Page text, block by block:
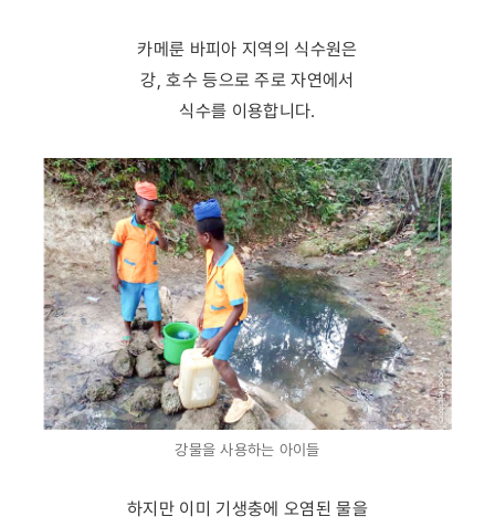
카메룬 바피아 지역의 식수원은
강, 호수 등으로 주로 자연에서
식수를 이용합니다.
강물을 사용하는 아이들
하지만 이미 기생충에 오염된 물을